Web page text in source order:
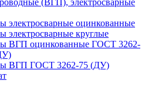
(ВГП), электросварные
электросварные оцинкованные
электросварные круглые
ВГП оцинкованные ГОСТ 3262-
ВГП ГОСТ 3262-75 (ДУ)